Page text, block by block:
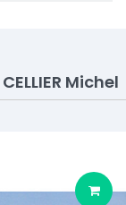
CELLIER Michel